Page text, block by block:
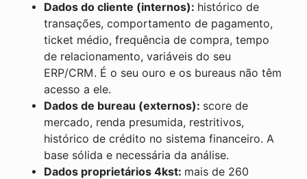
Dados do cliente (internos): histórico de
transações, comportamento de pagamento,
ticket médio, frequência de compra, tempo
de relacionamento, variáveis do seu
ERP/CRM. É o seu ouro e os bureaus não têm
acesso a ele.
Dados de bureau (externos): score de
mercado, renda presumida, restritivos,
histórico de crédito no sistema financeiro. A
base sólida e necessária da análise.
Dados proprietários 4kst: mais de 260